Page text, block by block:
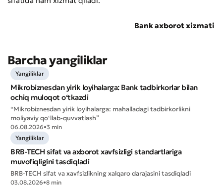
Bank axborot xizmati
Barcha yangiliklar
Yangiliklar
Mikrobiznesdan yirik loyihalarga: Bank tadbirkorlar bilan
ochiq muloqot o‘tkazdi
“Mikrobiznesdan yirik loyihalarga: mahalladagi tadbirkorlikni
moliyaviy qo‘llab-quvvatlash”
06.08.2026•3 min
Yangiliklar
BRB-TECH sifat va axborot xavfsizligi standartlariga
muvofiqligini tasdiqladi
BRB-TECH sifat va xavfsizlikning xalqaro darajasini tasdiqladi
03.08.2026•8 min